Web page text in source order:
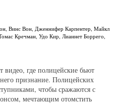
Винс Вон, Дженнифер Карпентер, Майкл
Кречман, Удо Кир, Лианнет Боррего,
видео, где полицейские бьют
признание. Полицейских
чтобы сражаются с
мечтающим отомстить